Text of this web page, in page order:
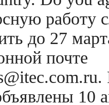
работу
до 27
почте
10